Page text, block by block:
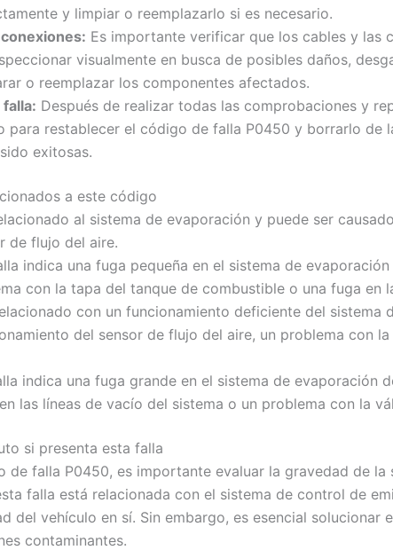
y limpiar o reemplazarlo si es necesario.
Es importante verificar que los cables y las
visualmente en busca de posibles daños,
o reemplazar los componentes afectados.
Después de realizar todas las comprobaciones y
para restablecer el código de falla P0450 y borrarlo
exitosas.
a este código
al sistema de evaporación y puede ser
de flujo del aire.
indica una fuga pequeña en el sistema de
con la tapa del tanque de combustible o una fuga en
con un funcionamiento deficiente del sistema
del sensor de flujo del aire, un problema con
indica una fuga grande en el sistema de evaporación
las líneas de vacío del sistema o un problema con la
si presenta esta falla
de falla P0450, es importante evaluar la gravedad de
falla está relacionada con el sistema de control de
del vehículo en sí. Sin embargo, es esencial
contaminantes.